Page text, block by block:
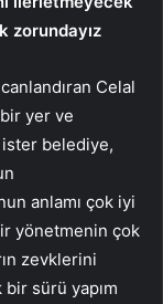
zorundayız
Celal
yer ve
belediye,
anlamı çok iyi
yönetmenin çok
zevklerini
sürü yapım